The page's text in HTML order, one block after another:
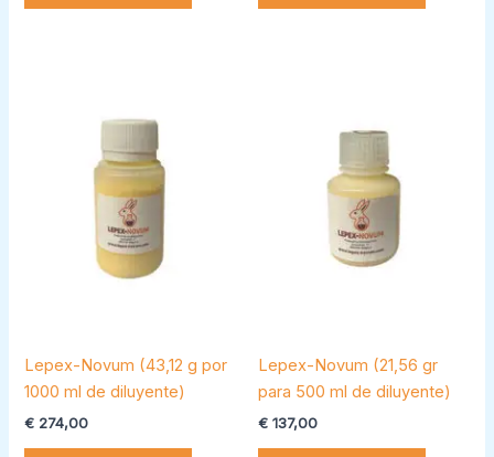
Lepex-Novum (43,12 g por
1000 ml de diluyente)
€ 274,00
Lepex-Novum (21,56 gr
para 500 ml de diluyente)
€ 137,00